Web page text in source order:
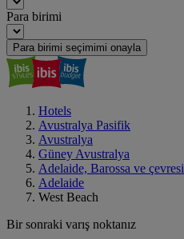
Para birimi
Para birimi seçimimi onayla
Hotels
Avustralya Pasifik
Avustralya
Güney Avustralya
Adelaide, Barossa ve çevresi
Adelaide
West Beach
Bir sonraki varış noktanız